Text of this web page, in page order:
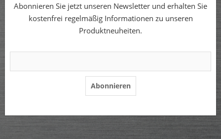
Abonnieren Sie jetzt unseren Newsletter und erhalten Sie
kostenfrei regelmäßig Informationen zu unseren
Produktneuheiten.
Abonnieren